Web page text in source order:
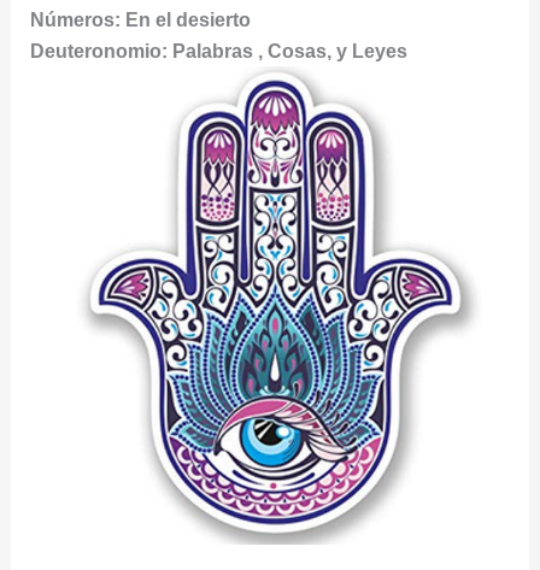
Números: En el desierto
Deuteronomio: Palabras , Cosas, y Leyes